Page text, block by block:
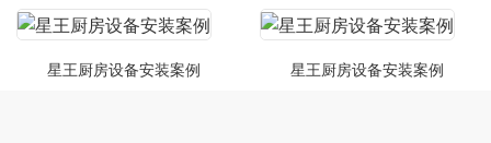
星王厨房设备安装案例 星王厨房设备安装案例